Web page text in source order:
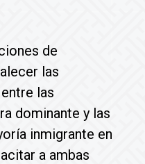
de
las
las
dominante y las
inmigrante en
a ambas